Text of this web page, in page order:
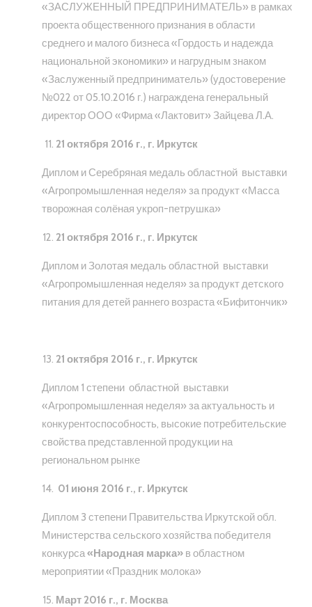
«ЗАСЛУЖЕННЫЙ ПРЕДПРИНИМАТЕЛЬ» в рамках
проекта общественного признания в области
среднего и малого бизнеса «Гордость и надежда
национальной экономики» и нагрудным знаком
«Заслуженный предприниматель» (удостоверение
№022 от 05.10.2016 г.) награждена генеральный
директор ООО «Фирма «Лактовит» Зайцева Л.А.
21 октября 2016 г., г. Иркутск
Диплом и Серебряная медаль областной выставки
«Агропромышленная неделя» за продукт «Масса
творожная солёная укроп-петрушка»
21 октября 2016 г., г. Иркутск
Диплом и Золотая медаль областной выставки
«Агропромышленная неделя» за продукт детского
питания для детей раннего возраста «Бифитончик»
21 октября 2016 г., г. Иркутск
Диплом 1 степени областной выставки
«Агропромышленная неделя» за актуальность и
конкурентоспособность, высокие потребительские
свойства представленной продукции на
региональном рынке
01 июня 2016 г., г. Иркутск
Диплом 3 степени Правительства Иркутской обл.
Министерства сельского хозяйства победителя
конкурса«Народная марка» в областном
мероприятии «Праздник молока»
Март 2016 г., г. Москва